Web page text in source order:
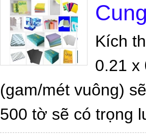
Kích
0.21 x
(gam/mét vuông)
500 tờ sẽ có trọng